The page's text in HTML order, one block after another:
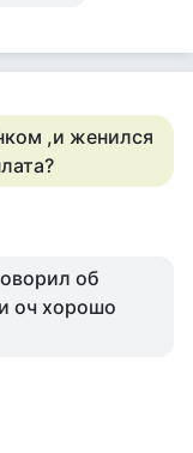
,и женился
об
оч хорошо